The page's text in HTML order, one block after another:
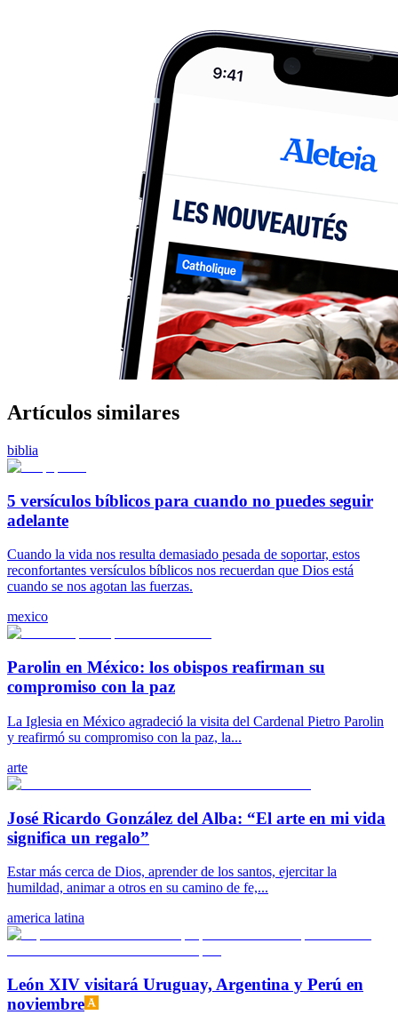
Artículos similares
biblia
5 versículos bíblicos para cuando no puedes seguir
adelante
Cuando la vida nos resulta demasiado pesada de soportar, estos
reconfortantes versículos bíblicos nos recuerdan que Dios está
cuando se nos agotan las fuerzas.
mexico
Parolin en México: los obispos reafirman su
compromiso con la paz
La Iglesia en México agradeció la visita del Cardenal Pietro Parolin
y reafirmó su compromiso con la paz, la...
arte
José Ricardo González del Alba: “El arte en mi vida
significa un regalo”
Estar más cerca de Dios, aprender de los santos, ejercitar la
humildad, animar a otros en su camino de fe,...
america latina
León XIV visitará Uruguay, Argentina y Perú en
noviembre